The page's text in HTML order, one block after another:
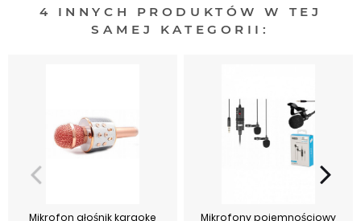
4 INNYCH PRODUKTÓW W TEJ
SAMEJ KATEGORII:
Mikrofon głośnik karaoke Mikrofony pojemnościowy